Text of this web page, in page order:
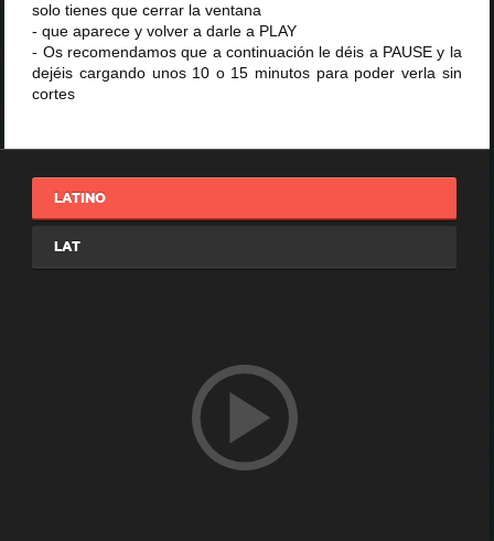
solo tienes que cerrar la ventana
- que aparece y volver a darle a PLAY
- Os recomendamos que a continuación le déis a PAUSE y la
dejéis cargando unos 10 o 15 minutos para poder verla sin
cortes
LATINO
LAT